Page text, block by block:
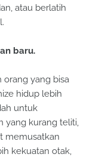
atau berlatih
baru.
orang yang bisa
hidup lebih
untuk
yang kurang teliti,
memusatkan
kekuatan otak,